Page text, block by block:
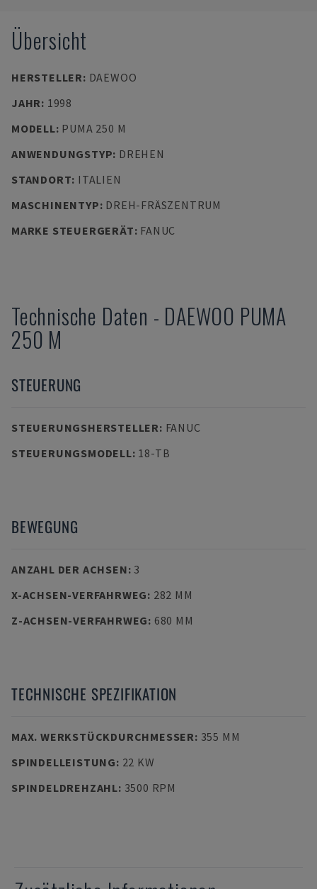
Übersicht
HERSTELLER: DAEWOO
JAHR: 1998
MODELL: PUMA 250 M
ANWENDUNGSTYP: DREHEN
STANDORT: ITALIEN
MASCHINENTYP: DREH-FRÄSZENTRUM
MARKE STEUERGERÄT: FANUC
Technische Daten - DAEWOO PUMA
250 M
STEUERUNG
STEUERUNGSHERSTELLER: FANUC
STEUERUNGSMODELL: 18-TB
BEWEGUNG
ANZAHL DER ACHSEN: 3
X-ACHSEN-VERFAHRWEG: 282 MM
Z-ACHSEN-VERFAHRWEG: 680 MM
TECHNISCHE SPEZIFIKATION
MAX. WERKSTÜCKDURCHMESSER: 355 MM
SPINDELLEISTUNG: 22 KW
SPINDELDREHZAHL: 3500 RPM